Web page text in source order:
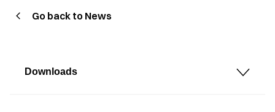
Go back to News
Downloads